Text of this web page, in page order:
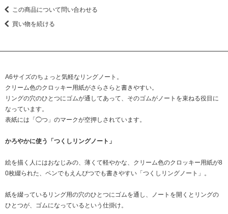
この商品について問い合わせる
買い物を続ける
A6サイズのちょっと気軽なリングノート。
クリーム色のクロッキー用紙がさらさらと書きやすい。
リングの穴のひとつにゴムが通してあって、そのゴムがノートを束ねる役目に
なっています。
表紙には「◯つ」のマークが空押しされています。
かろやかに使う「つくしリングノート」
絵を描く人にはおなじみの、薄くて軽やかな、クリーム色のクロッキー用紙が8
0枚綴られた、ペンでもえんぴつでも書きやすい「つくしリングノート」。
紙を綴っているリング用の穴のひとつにゴムを通し、ノートを開くとリングの
ひとつが、ゴムになっているという仕掛け。